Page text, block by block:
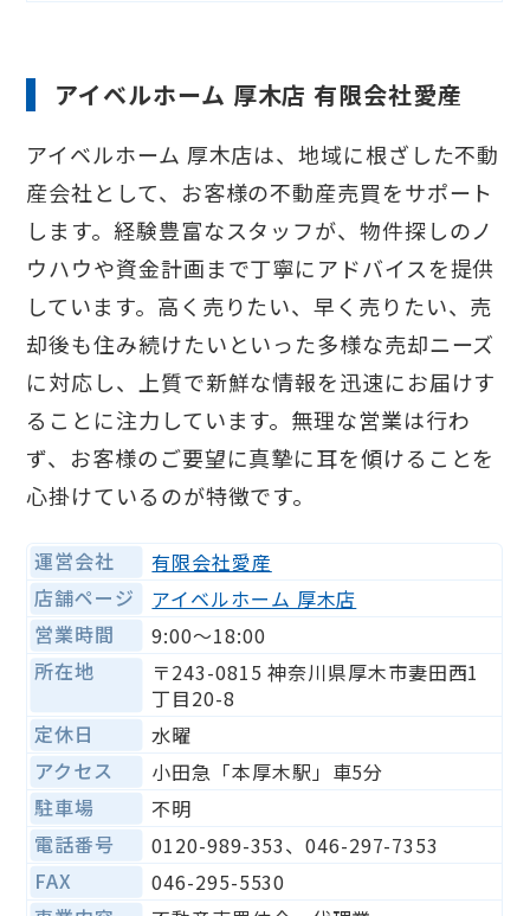
アイベルホーム 厚木店 有限会社愛産
アイベルホーム 厚木店は、地域に根ざした不動
産会社として、お客様の不動産売買をサポート
します。経験豊富なスタッフが、物件探しのノ
ウハウや資金計画まで丁寧にアドバイスを提供
しています。高く売りたい、早く売りたい、売
却後も住み続けたいといった多様な売却ニーズ
に対応し、上質で新鮮な情報を迅速にお届けす
ることに注力しています。無理な営業は行わ
ず、お客様のご要望に真摯に耳を傾けることを
心掛けているのが特徴です。
運営会社
有限会社愛産
店舗ページ
アイベルホーム 厚木店
営業時間
9:00～18:00
所在地
〒243-0815 神奈川県厚木市妻田西1
丁目20-8
定休日
水曜
アクセス
小田急「本厚木駅」車5分
駐車場
不明
電話番号
0120-989-353、046-297-7353
FAX
046-295-5530